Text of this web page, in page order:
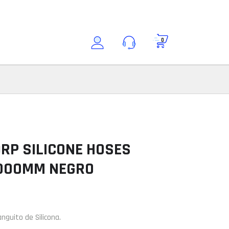
0
SILICONE HOSES
NEGRO
de Silicona.